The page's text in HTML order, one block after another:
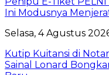
Ini Modusnya
Selasa, 4 Agustus
Kutip Kuitansi di
Sainal Lonard